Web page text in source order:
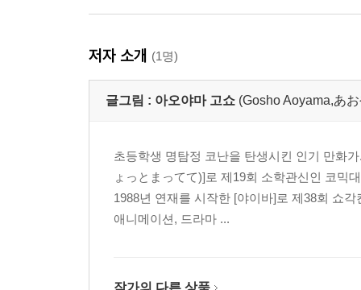
저자 소개 (1명)
글그림 : 아오야마 고쇼 (Gosho Aoyama,あ
초등학생 명탐정 코난을 탄생시킨 인기 만화
ょっとまってて)]로 제19회 소학관신인 코믹
1988년 연재를 시작한 [야이바]로 제38회 쇼
애니메이션, 드라마 ...
작가의 다른 상품